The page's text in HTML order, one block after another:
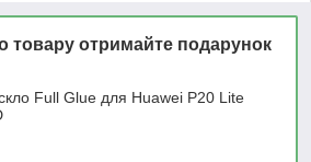
товару отримайте подарунок
Full Glue для Huawei P20 Lite